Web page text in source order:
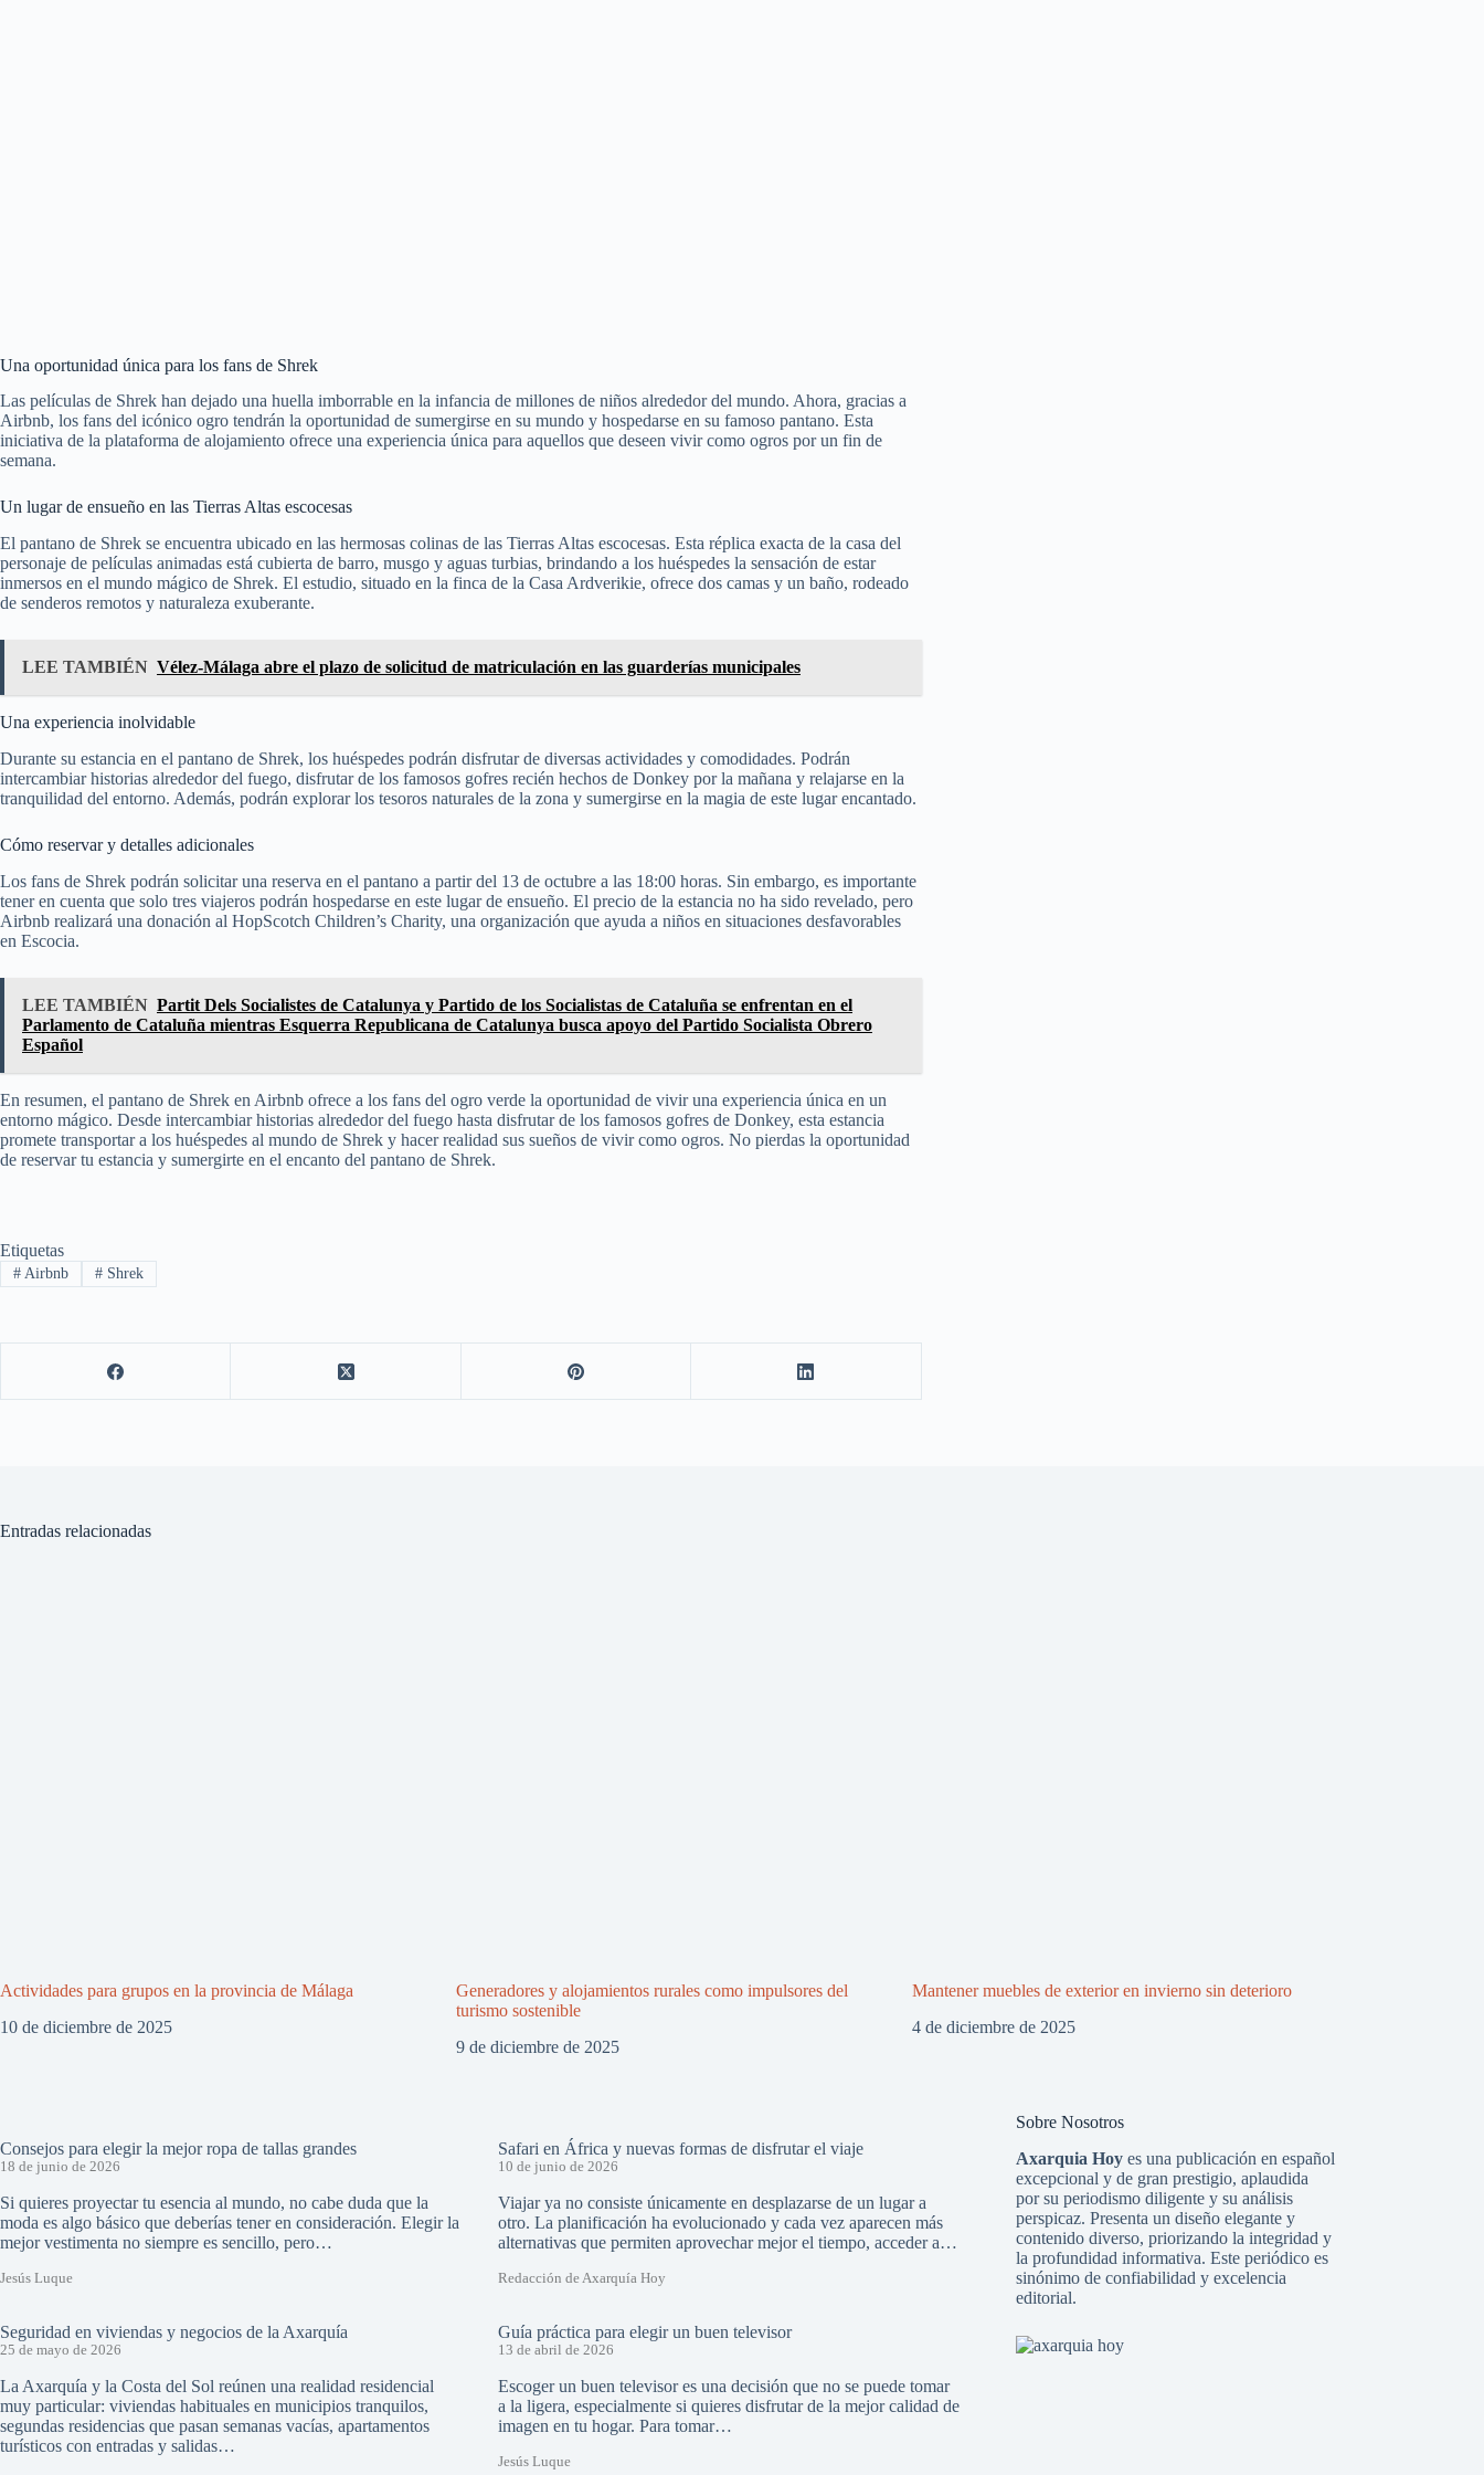
Una oportunidad única para los fans de Shrek
Las películas de Shrek han dejado una huella imborrable en la infancia de millones de niños alrededor del mundo. Ahora, gracias a
Airbnb, los fans del icónico ogro tendrán la oportunidad de sumergirse en su mundo y hospedarse en su famoso pantano. Esta
iniciativa de la plataforma de alojamiento ofrece una experiencia única para aquellos que deseen vivir como ogros por un fin de
semana.
Un lugar de ensueño en las Tierras Altas escocesas
El pantano de Shrek se encuentra ubicado en las hermosas colinas de las Tierras Altas escocesas. Esta réplica exacta de la casa del
personaje de películas animadas está cubierta de barro, musgo y aguas turbias, brindando a los huéspedes la sensación de estar
inmersos en el mundo mágico de Shrek. El estudio, situado en la finca de la Casa Ardverikie, ofrece dos camas y un baño, rodeado
de senderos remotos y naturaleza exuberante.
LEE TAMBIÉN Vélez-Málaga abre el plazo de solicitud de matriculación en las guarderías municipales
Una experiencia inolvidable
Durante su estancia en el pantano de Shrek, los huéspedes podrán disfrutar de diversas actividades y comodidades. Podrán
intercambiar historias alrededor del fuego, disfrutar de los famosos gofres recién hechos de Donkey por la mañana y relajarse en la
tranquilidad del entorno. Además, podrán explorar los tesoros naturales de la zona y sumergirse en la magia de este lugar encantado.
Cómo reservar y detalles adicionales
Los fans de Shrek podrán solicitar una reserva en el pantano a partir del 13 de octubre a las 18:00 horas. Sin embargo, es importante
tener en cuenta que solo tres viajeros podrán hospedarse en este lugar de ensueño. El precio de la estancia no ha sido revelado, pero
Airbnb realizará una donación al HopScotch Children’s Charity, una organización que ayuda a niños en situaciones desfavorables
en Escocia.
LEE TAMBIÉN Partit Dels Socialistes de Catalunya y Partido de los Socialistas de Cataluña se enfrentan en el
Parlamento de Cataluña mientras Esquerra Republicana de Catalunya busca apoyo del Partido Socialista Obrero
Español
En resumen, el pantano de Shrek en Airbnb ofrece a los fans del ogro verde la oportunidad de vivir una experiencia única en un
entorno mágico. Desde intercambiar historias alrededor del fuego hasta disfrutar de los famosos gofres de Donkey, esta estancia
promete transportar a los huéspedes al mundo de Shrek y hacer realidad sus sueños de vivir como ogros. No pierdas la oportunidad
de reservar tu estancia y sumergirte en el encanto del pantano de Shrek.
Etiquetas
#Airbnb #Shrek
Entradas relacionadas
Actividades para grupos en la provincia de Málaga
10 de diciembre de 2025
Generadores y alojamientos rurales como impulsores del
turismo sostenible
9 de diciembre de 2025
Mantener muebles de exterior en invierno sin deterioro
4 de diciembre de 2025
Consejos para elegir la mejor ropa de tallas grandes
18 de junio de 2026
Si quieres proyectar tu esencia al mundo, no cabe duda que la
moda es algo básico que deberías tener en consideración. Elegir la
mejor vestimenta no siempre es sencillo, pero…
Jesús Luque
Safari en África y nuevas formas de disfrutar el viaje
10 de junio de 2026
Viajar ya no consiste únicamente en desplazarse de un lugar a
otro. La planificación ha evolucionado y cada vez aparecen más
alternativas que permiten aprovechar mejor el tiempo, acceder a…
Redacción de Axarquía Hoy
Seguridad en viviendas y negocios de la Axarquía
25 de mayo de 2026
La Axarquía y la Costa del Sol reúnen una realidad residencial
muy particular: viviendas habituales en municipios tranquilos,
segundas residencias que pasan semanas vacías, apartamentos
turísticos con entradas y salidas…
Guía práctica para elegir un buen televisor
13 de abril de 2026
Escoger un buen televisor es una decisión que no se puede tomar
a la ligera, especialmente si quieres disfrutar de la mejor calidad de
imagen en tu hogar. Para tomar…
Jesús Luque
Sobre Nosotros
Axarquia Hoyes una publicación en español
excepcional y de gran prestigio, aplaudida
por su periodismo diligente y su análisis
perspicaz. Presenta un diseño elegante y
contenido diverso, priorizando la integridad y
la profundidad informativa. Este periódico es
sinónimo de confiabilidad y excelencia
editorial.